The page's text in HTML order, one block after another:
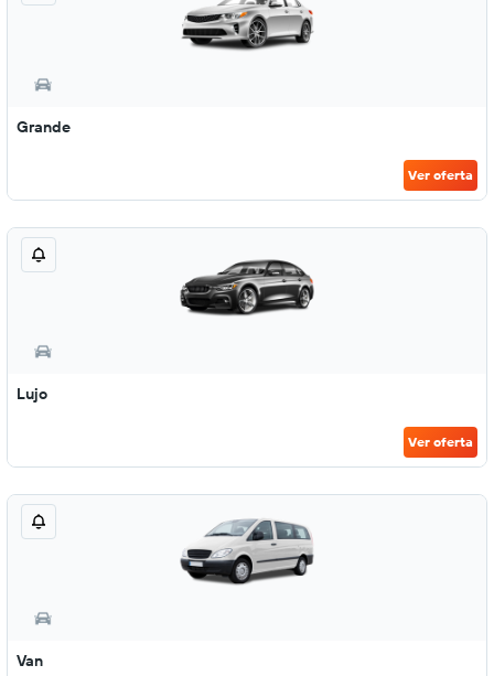
Grande
Ver oferta
Lujo
Ver oferta
Van